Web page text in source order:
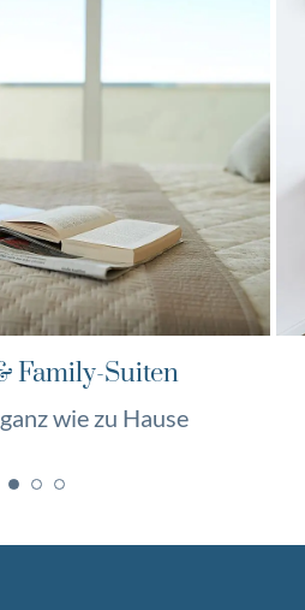
Family-Suiten
wie zu Hause